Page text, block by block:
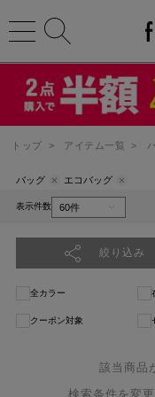
トップ > アイテム一覧 >
バッグ エコバッグ
表示件数
絞り込み
全カラー
クーポン対象
該当商品
検索条件を変